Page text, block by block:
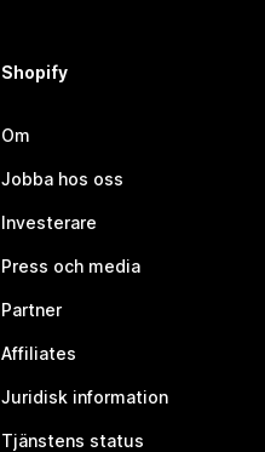
Shopify
Om
Jobba hos oss
Investerare
Press och media
Partner
Affiliates
Juridisk information
Tjänstens status